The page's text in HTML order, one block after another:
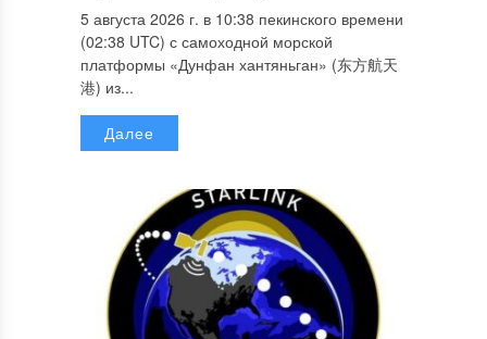
5 августа 2026 г. в 10:38 пекинского времени
(02:38 UTC) с самоходной морской
платформы «Дунфан хантяньган» (东方航天
港) из...
Далее